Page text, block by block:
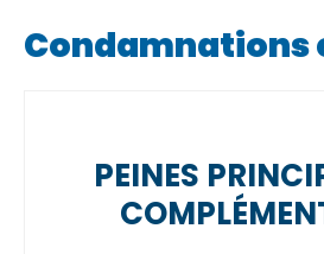
Condamnations
PEINES